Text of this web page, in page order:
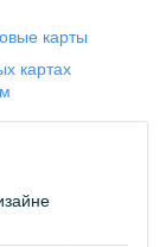
карты
картах